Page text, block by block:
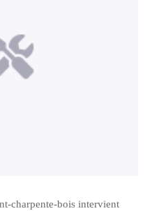
charpente-bois intervient